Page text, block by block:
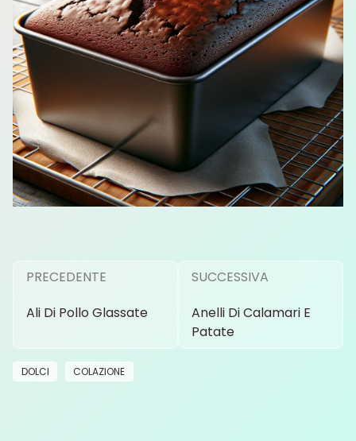
PRECEDENTE
Ali Di Pollo Glassate
SUCCESSIVA
Anelli Di Calamari E
Patate
DOLCI COLAZIONE